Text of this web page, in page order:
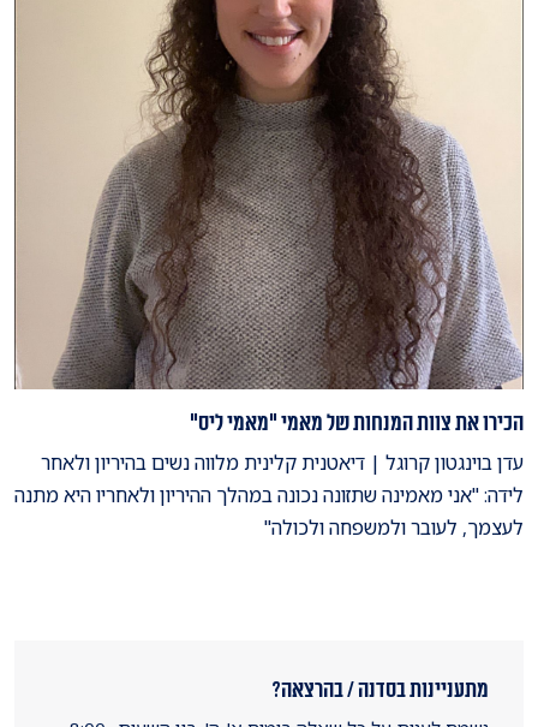
הכירו את צוות המנחות של מאמי "מאמי ליס"
עדן בוינגטון קרוגל | דיאטנית קלינית מלווה נשים בהיריון ולאחר
לידה: "אני מאמינה שתזונה נכונה במהלך ההיריון ולאחריו היא מתנה
לעצמך, לעובר ולמשפחה ולכולה"
מתעניינות בסדנה / בהרצאה?